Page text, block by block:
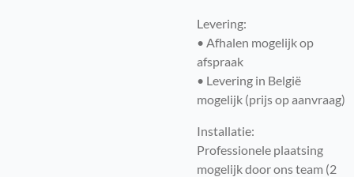
Levering:
• Afhalen mogelijk op
afspraak
• Levering in België
mogelijk (prijs op aanvraag)
Installatie:
Professionele plaatsing
mogelijk door ons team (2